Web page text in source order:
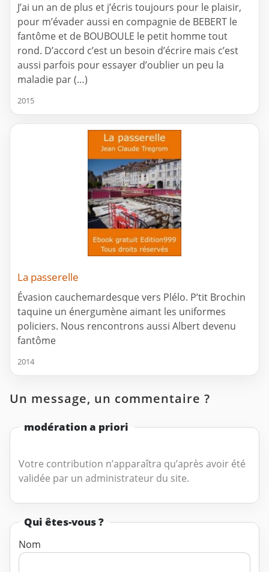
J’ai un an de plus et j’écris toujours pour le plaisir,
pour m’évader aussi en compagnie de BEBERT le
fantôme et de BOUBOULE le petit homme tout
rond. D’accord c’est un besoin d’écrire mais c’est
aussi parfois pour essayer d’oublier un peu la
maladie par (…)
2015
La passerelle
Évasion cauchemardesque vers Plélo. P’tit Brochin
taquine un énergumène aimant les uniformes
policiers. Nous rencontrons aussi Albert devenu
fantôme
2014
Un message, un commentaire ?
modération a priori
Votre contribution n’apparaîtra qu’après avoir été
validée par un administrateur du site.
Qui êtes-vous ?
Nom